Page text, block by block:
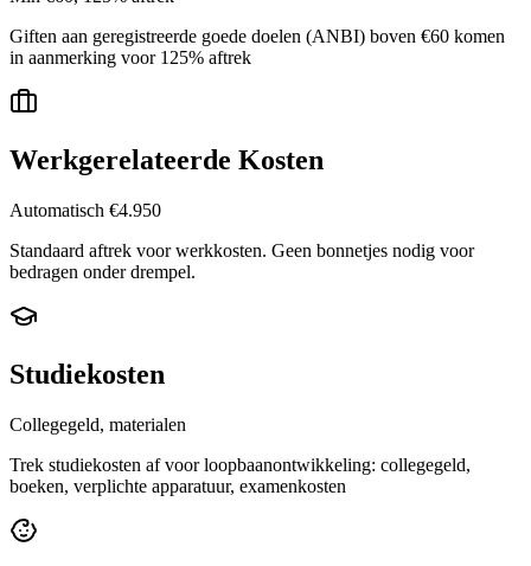
Giften aan geregistreerde goede doelen (ANBI) boven €60 komen
in aanmerking voor 125% aftrek
Werkgerelateerde Kosten
Automatisch €4.950
Standaard aftrek voor werkkosten. Geen bonnetjes nodig voor
bedragen onder drempel.
Studiekosten
Collegegeld, materialen
Trek studiekosten af voor loopbaanontwikkeling: collegegeld,
boeken, verplichte apparatuur, examenkosten